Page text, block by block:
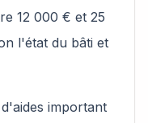
12 000 € et 25
l'état du bâti et
important